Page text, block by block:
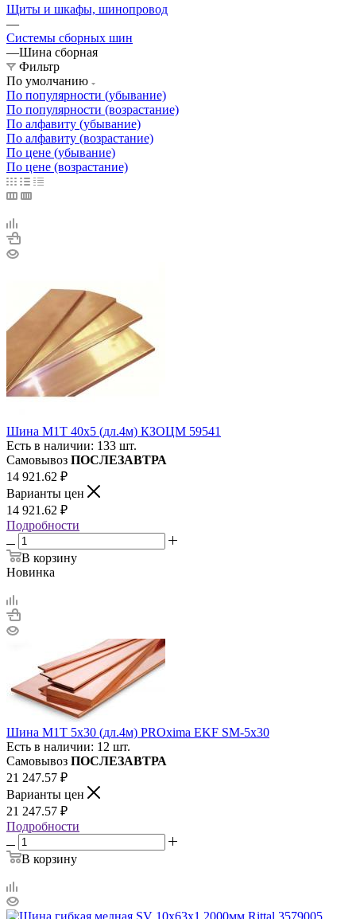
Щиты и шкафы, шинопровод
—
Системы сборных шин
—Шина сборная
Фильтр
По умолчанию
По популярности (убывание)
По популярности (возрастание)
По алфавиту (убывание)
По алфавиту (возрастание)
По цене (убывание)
По цене (возрастание)
Шина М1Т 40х5 (дл.4м) КЗОЦМ 59541
Есть в наличии: 133 шт.
Самовывоз ПОСЛЕЗАВТРА
14 921.62 ₽
Варианты цен
14 921.62 ₽
Подробности
В корзину
Новинка
Шина М1Т 5х30 (дл.4м) PROxima EKF SM-5x30
Есть в наличии: 12 шт.
Самовывоз ПОСЛЕЗАВТРА
21 247.57 ₽
Варианты цен
21 247.57 ₽
Подробности
В корзину